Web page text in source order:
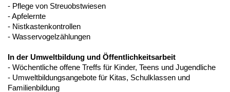
- Pflege von Streuobstwiesen
- Apfelernte
- Nistkastenkontrollen
- Wasservogelzählungen
In der Umweltbildung und Öffentlichkeitsarbeit
- Wöchentliche offene Treffs für Kinder, Teens und Jugendliche
- Umweltbildungsangebote für Kitas, Schulklassen und
Familienbildung